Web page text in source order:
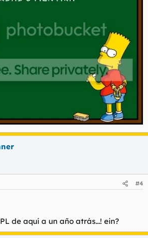
#4
de aquí a un año atrás...! ein?